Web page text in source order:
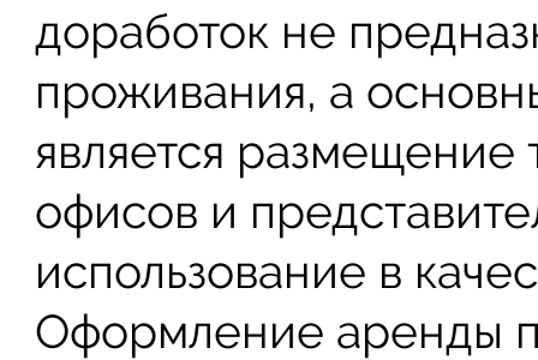
доработок не
проживания, а
является размещение
офисов и
использование в
Оформление аренды